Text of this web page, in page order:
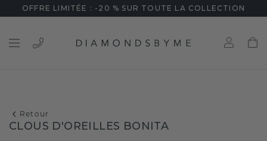
OFFRE LIMITÉE : -20 % SUR TOUTE LA COLLECTION
Retour
CLOUS D'OREILLES BONITA